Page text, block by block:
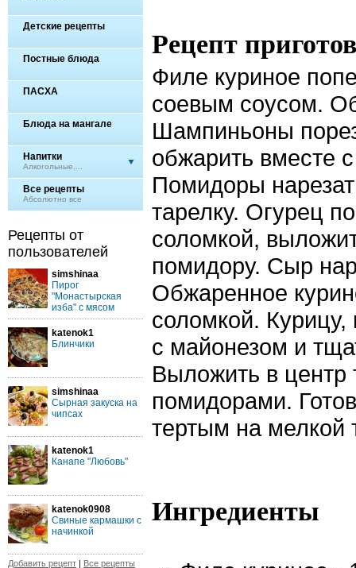
Детские рецепты
Постные блюда
ПАСХА
Блюда на мангале
Напитки
Алкогольные,...
Все рецепты
Абсолютно все
Рецепты от
пользователей
simshinaa
Пирог
"Монастырская
изба" с мясом
katenok1
Блинчики
simshinaa
Сырная закуска на
чипсах
katenok1
Канапе "Любовь"
katenok0908
Свиные кармашки с
начинкой
Добавить рецепт | Все рецепты
Рецепт
Филе куриное
соевым соусом.
Шампиньоны
обжарить вместе
Помидоры
тарелку. Огурец
соломкой,
помидору. Сыр
Обжаренное
соломкой.
с майонезом и
Выложить в центр
помидорами.
тертым на мелкой
Ингредиенты